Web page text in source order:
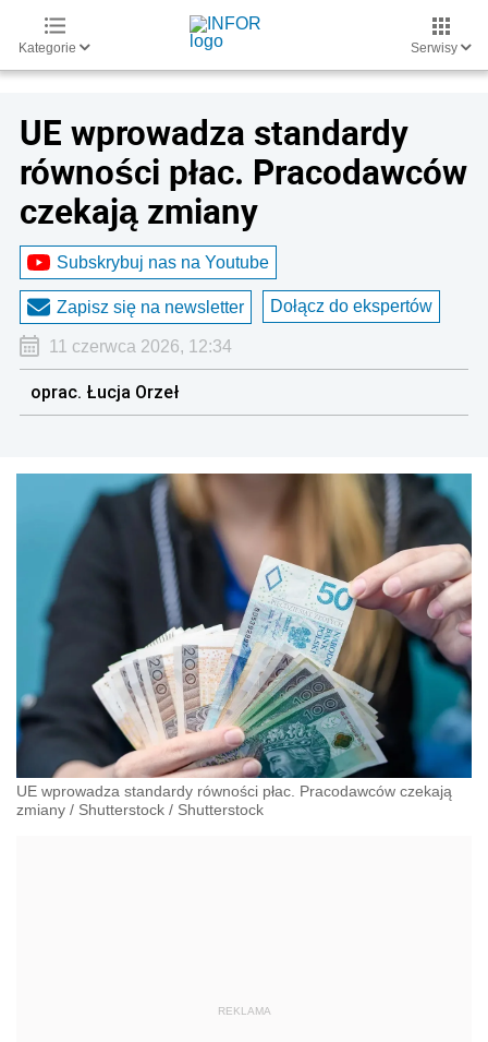
Kategorie Serwisy
UE wprowadza standardy
równości płac. Pracodawców
czekają zmiany
Subskrybuj nas na Youtube
Zapisz się na newsletter Dołącz do ekspertów
11 czerwca 2026, 12:34
oprac. Łucja Orzeł
UE wprowadza standardy równości płac. Pracodawców czekają
zmiany / Shutterstock / Shutterstock